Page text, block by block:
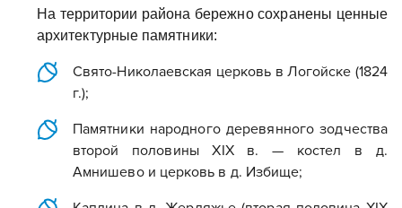
На территории района бережно сохранены ценные
архитектурные памятники:
Свято-Николаевская церковь в Логойске (1824
г.);
Памятники народного деревянного зодчества
второй половины XIX в. — костел в д.
Амнишево и церковь в д. Избище;